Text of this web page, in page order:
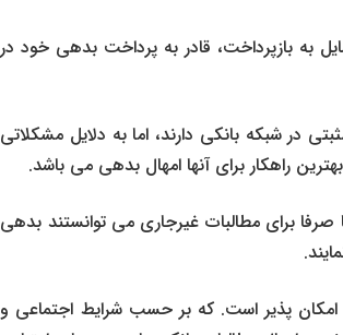
به بازپرداخت، قادر به پرداخت بدهی خود در
در شبکه بانکی دارند، اما به دلایل مشکلاتی
راهکار برای آنها امهال بدهی می باشد.
بانک ها صرفا برای مطالبات غیرجاری می توانستند بدهی
امکان پذیر است. که بر حسب شرایط اجتماعی و